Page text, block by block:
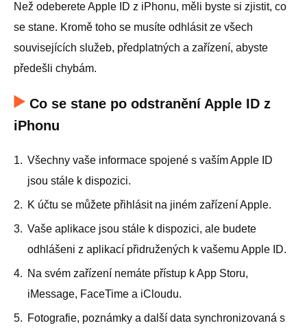
Než odeberete Apple ID z iPhonu, měli byste si zjistit, co
se stane. Kromě toho se musíte odhlásit ze všech
souvisejících služeb, předplatných a zařízení, abyste
předešli chybám.
Co se stane po odstranění Apple ID z
iPhonu
1. Všechny vaše informace spojené s vaším Apple ID
jsou stále k dispozici.
2. K účtu se můžete přihlásit na jiném zařízení Apple.
3. Vaše aplikace jsou stále k dispozici, ale budete
odhlášeni z aplikací přidružených k vašemu Apple ID.
4. Na svém zařízení nemáte přístup k App Storu,
iMessage, FaceTime a iCloudu.
5. Fotografie, poznámky a další data synchronizovaná s